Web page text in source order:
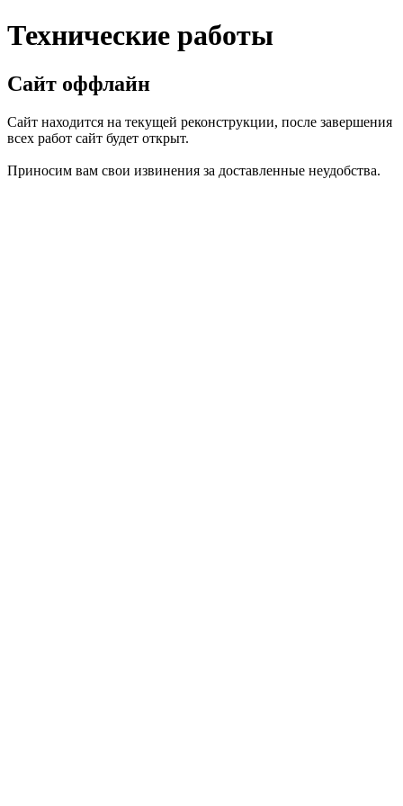
Технические работы
Сайт оффлайн
Сайт находится на текущей реконструкции, после завершения
всех работ сайт будет открыт.
Приносим вам свои извинения за доставленные неудобства.